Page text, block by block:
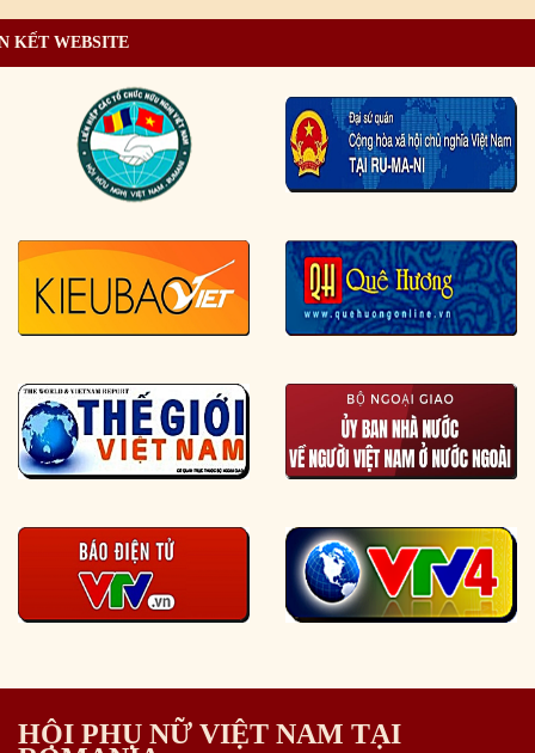
KẾT WEBSITE
HỘI PHỤ NỮ VIỆT NAM TẠI